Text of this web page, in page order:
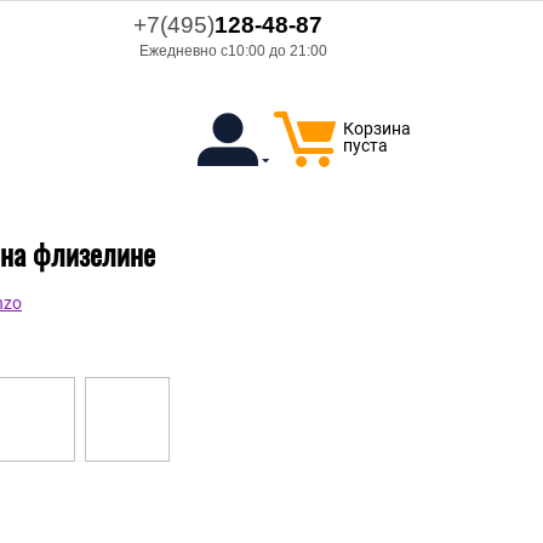
+7(495)128-48-87
Ежедневно с10:00 до 21:00
Корзина
пуста
флизелине